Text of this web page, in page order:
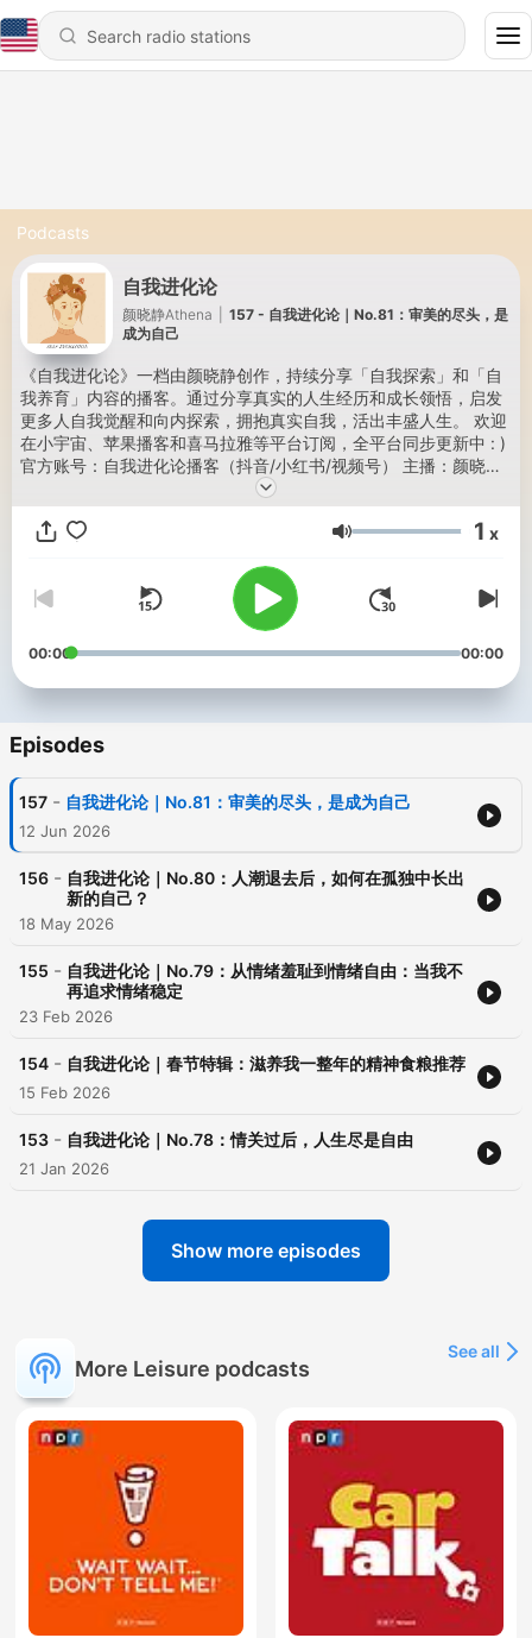
Podcasts
自我进化论
颜晓静Athena
157 - 自我进化论｜No.81：审美的尽头，是
成为自己
《自我进化论》一档由颜晓静创作，持续分享「自我探索」和「自
我养育」内容的播客。通过分享真实的人生经历和成长领悟，启发
更多人自我觉醒和向内探索，拥抱真实自我，活出丰盛人生。 欢迎
在小宇宙、苹果播客和喜马拉雅等平台订阅，全平台同步更新中 : )
官方账号：自我进化论播客（抖音/小红书/视频号） 主播：颜晓静
Volume 1 x
00:00 00:00
Episodes
157 - 自我进化论｜No.81：审美的尽头，是成为自己
12 Jun 2026
156 - 自我进化论｜No.80：人潮退去后，如何在孤独中长出
新的自己？
18 May 2026
155 - 自我进化论｜No.79：从情绪羞耻到情绪自由：当我不
再追求情绪稳定
23 Feb 2026
154 - 自我进化论｜春节特辑：滋养我一整年的精神食粮推荐
15 Feb 2026
153 - 自我进化论｜No.78：情关过后，人生尽是自由
21 Jan 2026
Show more episodes
More Leisure podcasts
See all